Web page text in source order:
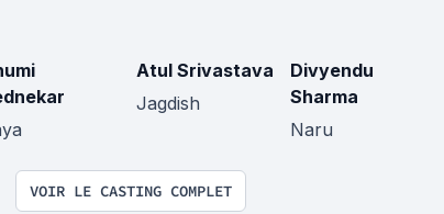
Atul Srivastava
Jagdish
Divyendu
Sharma
Naru
VOIR LE CASTING COMPLET